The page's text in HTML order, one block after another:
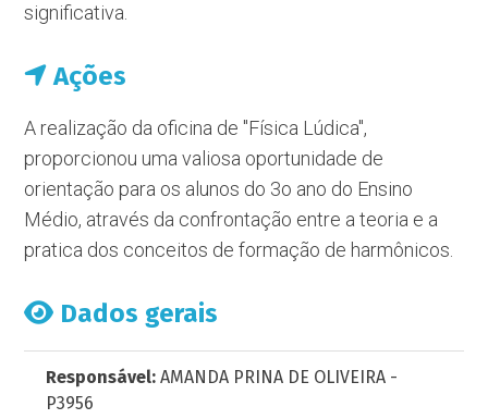
significativa.
Ações
A realização da oficina de "Física Lúdica",
proporcionou uma valiosa oportunidade de
orientação para os alunos do 3o ano do Ensino
Médio, através da confrontação entre a teoria e a
pratica dos conceitos de formação de harmônicos.
Dados gerais
Responsável: AMANDA PRINA DE OLIVEIRA -
P3956